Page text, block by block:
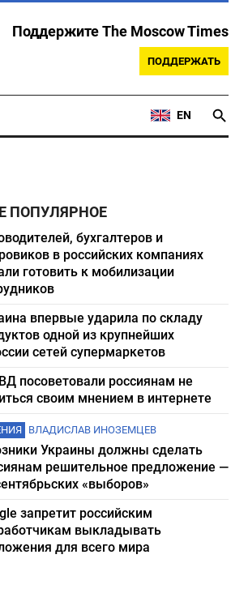
Поддержите The Moscow Times
ПОДДЕРЖАТЬ
EN
ПОПУЛЯРНОЕ
бухгалтеров и
в российских компаниях
готовить к мобилизации
впервые ударила по складу
одной из крупнейших
сетей супермаркетов
посоветовали россиянам не
своим мнением в интернете
ВЛАДИСЛАВ ИНОЗЕМЦЕВ
Украины должны сделать
решительное предложение —
«выборов»
запретит российским
выкладывать
для всего мира